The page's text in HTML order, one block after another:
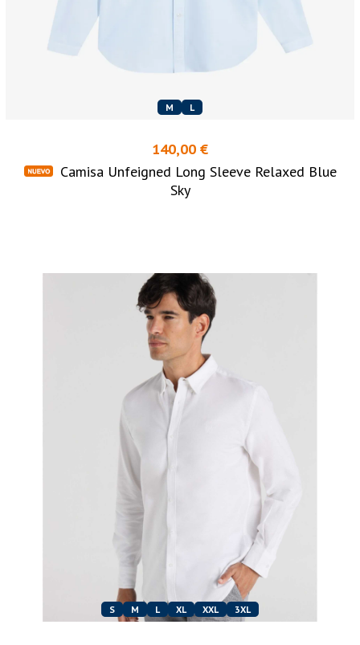
M L
140,00 €
Camisa Unfeigned Long Sleeve Relaxed Blue
Sky
S M L XL XXL 3XL